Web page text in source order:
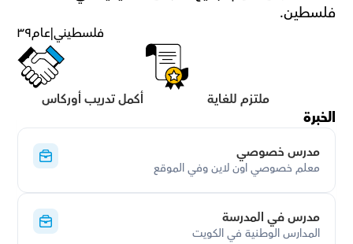
فلسطين.
٣٩عام|فلسطيني
ملتزم للغاية أكمل تدريب أوركاس
الخبرة
مدرس خصوصي
معلم خصوصي اون لاين وفي الموقع
مدرس في المدرسة
المدارس الوطنية في الكويت